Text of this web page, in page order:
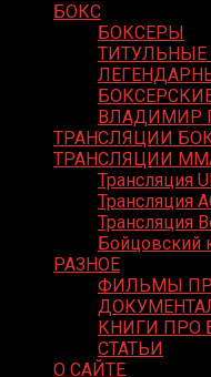
БОКС
БОКСЕРЫ
ТИТУЛЬНЫЕ
ВЛАДИМИР
ТРАНСЛЯЦИИ
ТРАНСЛЯЦИИ
Трансляция
Трансляция
Трансляция
Бойцовский
РАЗНОЕ
ФИЛЬМЫ
КНИГИ ПРО
СТАТЬИ
О САЙТЕ